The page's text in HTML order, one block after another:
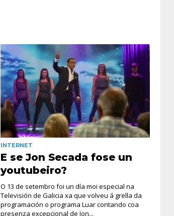
INTERNET
E se Jon Secada fose un
youtubeiro?
O 13 de setembro foi un día moi especial na
Televisión de Galicia xa que volveu á grella da
programación o programa Luar contando coa
presenza excepcional de Jon...